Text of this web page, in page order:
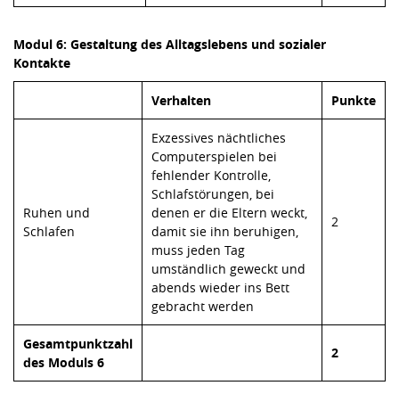
Modul 6: Gestaltung des Alltagslebens und sozialer
Kontakte
Verhalten Punkte
Ruhen und
Schlafen
Exzessives nächtliches
Computerspielen bei
fehlender Kontrolle,
Schlafstörungen, bei
denen er die Eltern weckt,
damit sie ihn beruhigen,
muss jeden Tag
umständlich geweckt und
abends wieder ins Bett
gebracht werden
2
Gesamtpunktzahl
des Moduls 6
2